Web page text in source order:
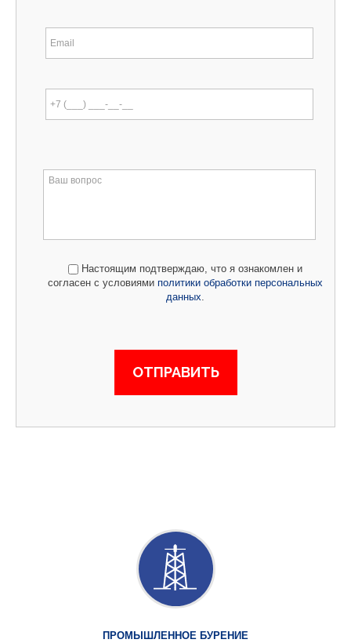
Настоящим подтверждаю, что я ознакомлен и
согласен с условиями политики обработки персональных
данных.
ПРОМЫШЛЕННОЕ БУРЕНИЕ